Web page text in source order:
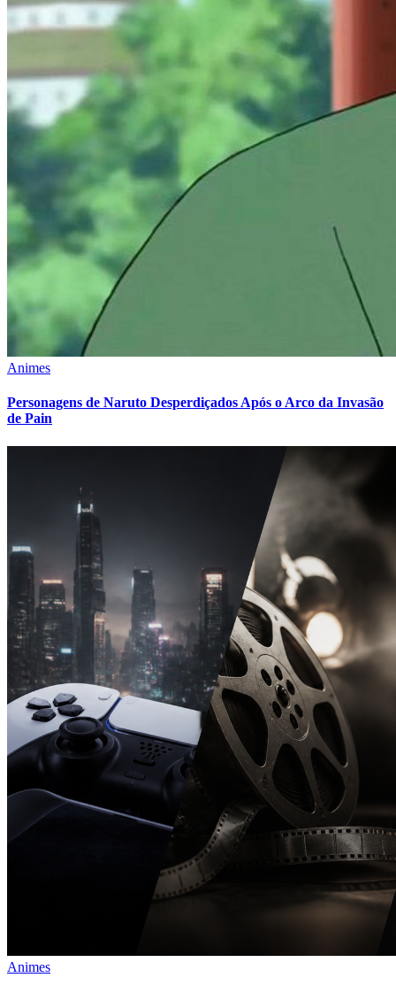
Animes
Personagens de Naruto Desperdiçados Após o Arco da Invasão
de Pain
Animes